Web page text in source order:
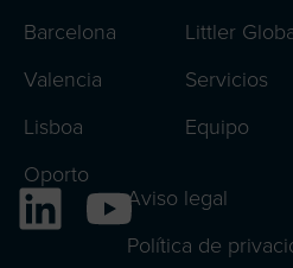
Littler
Servicios
Equipo
Barcelona
Valencia
Lisboa
Oporto
Aviso legal
Política de